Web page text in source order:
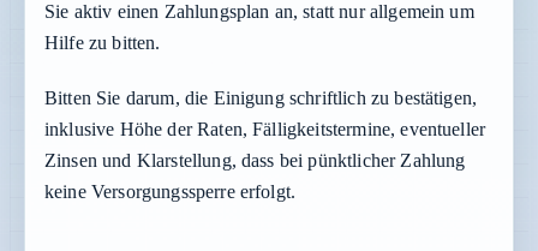
Sie aktiv einen Zahlungsplan an, statt nur allgemein um
Hilfe zu bitten.
Bitten Sie darum, die Einigung schriftlich zu bestätigen,
inklusive Höhe der Raten, Fälligkeitstermine, eventueller
Zinsen und Klarstellung, dass bei pünktlicher Zahlung
keine Versorgungssperre erfolgt.